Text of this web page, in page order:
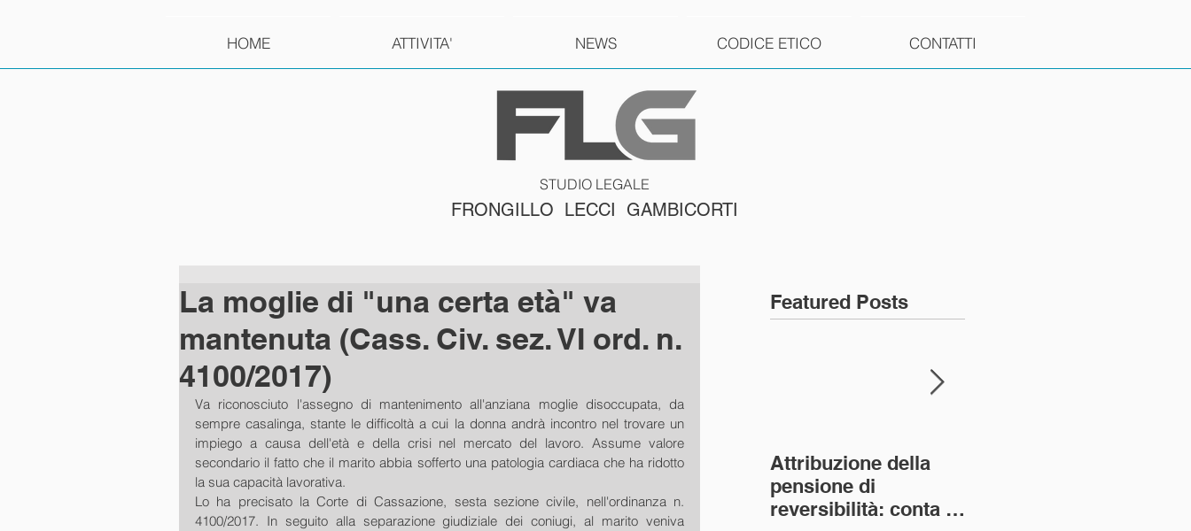
HOME ATTIVITA' NEWS CODICE ETICO CONTATTI
STUDIO LEGALE
FRONGILLO LECCI GAMBICORTI
La moglie di "una certa età" va
mantenuta (Cass. Civ. sez. VI ord. n.
4100/2017)
Va riconosciuto l'assegno di mantenimento all'anziana moglie disoccupata, da
sempre casalinga, stante le difficoltà a cui la donna andrà incontro nel trovare un
impiego a causa dell'età e della crisi nel mercato del lavoro. Assume valore
secondario il fatto che il marito abbia sofferto una patologia cardiaca che ha ridotto
la sua capacità lavorativa.
Lo ha precisato la Corte di Cassazione, sesta sezione civile, nell'ordinanza n.
4100/2017. In seguito alla separazione giudiziale dei coniugi, al marito veniva
Featured Posts
Attribuzione della
pensione di
reversibilità: conta la